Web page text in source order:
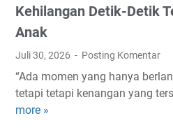
e
g
n
C
o
c
Kehilangan Detik-Detik
Anak
Juli 30, 2026 Posting Komentar
“Ada momen yang hanya
tetapi tetapi kenangan yang
more »
M